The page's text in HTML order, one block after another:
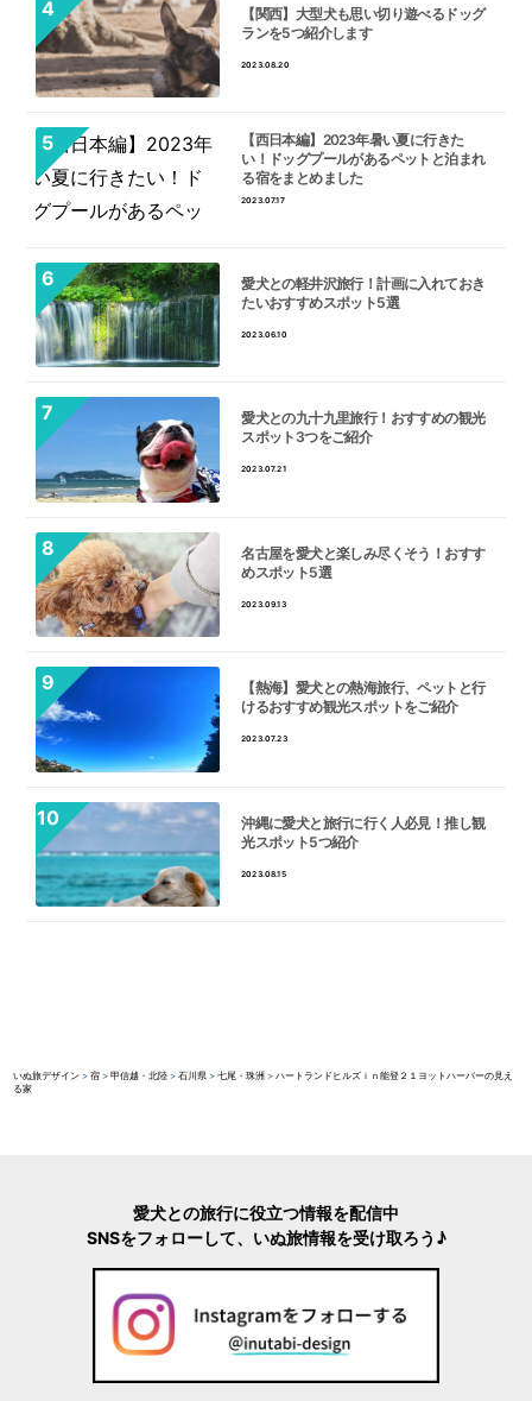
【関西】大型犬も思い切り遊べるドッグ
ランを5つ紹介します
2023.08.20
【西日本編】2023年暑い夏に行きた
い！ドッグプールがあるペットと泊まれ
る宿をまとめました
2023.07.17
愛犬との軽井沢旅行！計画に入れておき
たいおすすめスポット5選
2023.06.10
愛犬との九十九里旅行！おすすめの観光
スポット3つをご紹介
2023.07.21
名古屋を愛犬と楽しみ尽くそう！おすす
めスポット5選
2023.09.13
【熱海】愛犬との熱海旅行、ペットと行
けるおすすめ観光スポットをご紹介
2023.07.23
沖縄に愛犬と旅行に行く人必見！推し観
光スポット5つ紹介
2023.08.15
いぬ旅デザイン >宿 >甲信越・北陸 >石川県 >七尾・珠洲 >ハートランドヒルズｉｎ能登２１ヨットハーバーの見え
る家
愛犬との旅行に役立つ情報を配信中
SNSをフォローして、いぬ旅情報を受け取ろう♪